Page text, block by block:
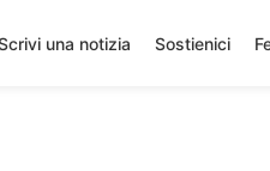
una notizia Sostienici